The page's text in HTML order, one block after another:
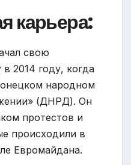
карьера:
свою
2014 году, когда
народном
(ДНРД). Он
протестов и
происходили в
Евромайдана.